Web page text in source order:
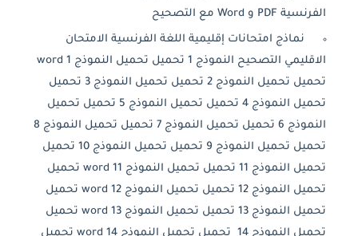
الفرنسية PDF و Word مع التصحيح
نماذج امتحانات إقليمية اللغة الفرنسية الامتحان
الاقليمي التصحيح النموذج 1 تحميل تحميل النموذج 1 word
تحميل تحميل النموذج 2 تحميل تحميل النموذج 3 تحميل
تحميل النموذج 4 تحميل تحميل النموذج 5 تحميل تحميل
النموذج 6 تحميل تحميل النموذج 7 تحميل تحميل النموذج 8
تحميل تحميل النموذج 9 تحميل تحميل النموذج 10 تحميل
تحميل النموذج 11 تحميل تحميل النموذج 11 word تحميل
تحميل النموذج 12 تحميل تحميل النموذج 12 word تحميل
تحميل النموذج 13 تحميل تحميل النموذج 13 word تحميل
تحميل النموذج 14 تحميل تحميل النموذج 14 word تحميل